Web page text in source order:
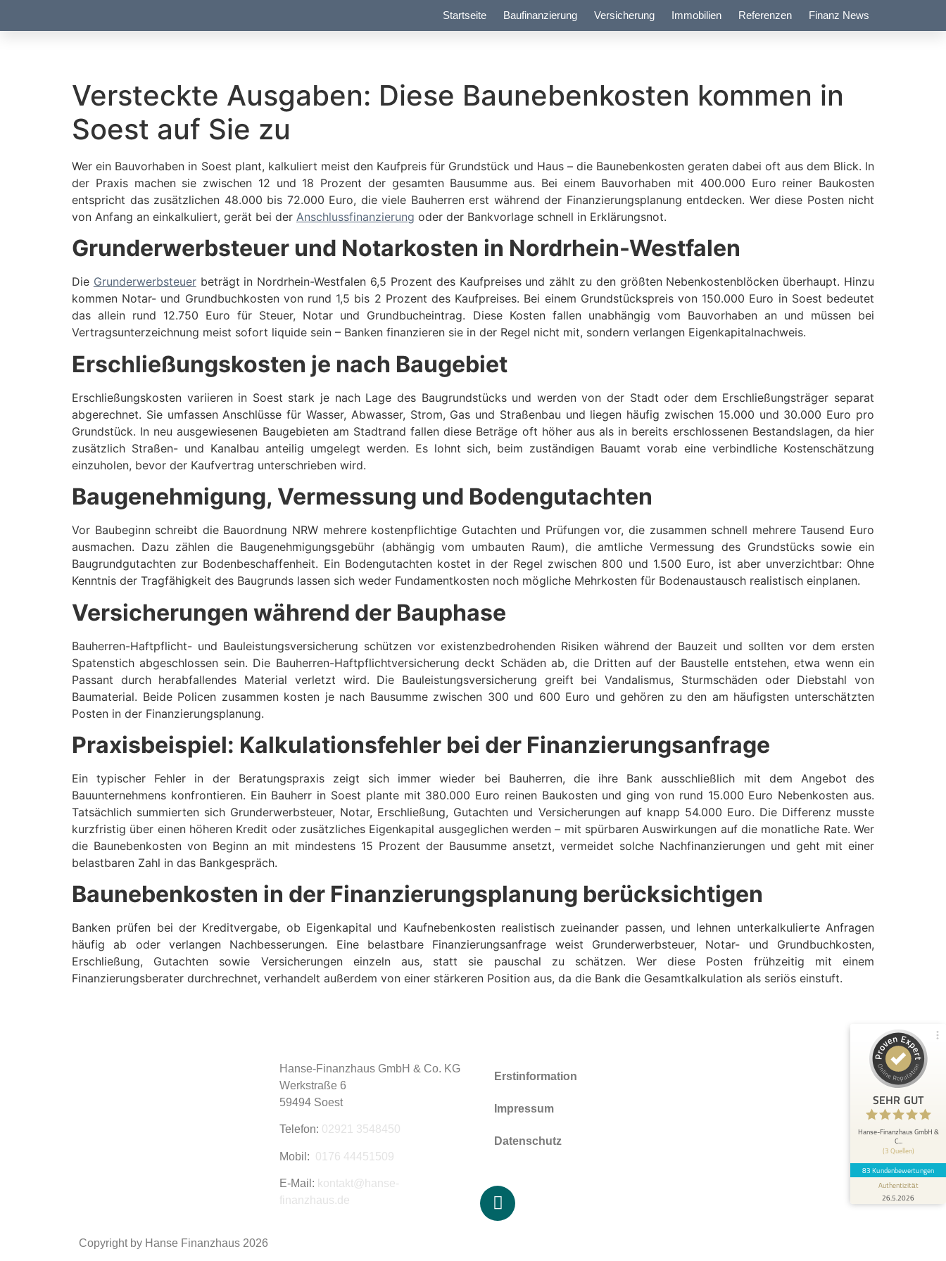
Startseite Baufinanzierung Versicherung Immobilien Referenzen Finanz News
Versteckte Ausgaben: Diese Baunebenkosten kommen in
Soest auf Sie zu
Wer ein Bauvorhaben in Soest plant, kalkuliert meist den Kaufpreis für Grundstück und Haus – die Baunebenkosten geraten dabei oft aus dem Blick. In
der Praxis machen sie zwischen 12 und 18 Prozent der gesamten Bausumme aus. Bei einem Bauvorhaben mit 400.000 Euro reiner Baukosten
entspricht das zusätzlichen 48.000 bis 72.000 Euro, die viele Bauherren erst während der Finanzierungsplanung entdecken. Wer diese Posten nicht
von Anfang an einkalkuliert, gerät bei der Anschlussfinanzierung oder der Bankvorlage schnell in Erklärungsnot.
Grunderwerbsteuer und Notarkosten in Nordrhein-Westfalen
Die Grunderwerbsteuerbeträgt in Nordrhein-Westfalen 6,5 Prozent des Kaufpreises und zählt zu den größten Nebenkostenblöcken überhaupt. Hinzu
kommen Notar- und Grundbuchkosten von rund 1,5 bis 2 Prozent des Kaufpreises. Bei einem Grundstückspreis von 150.000 Euro in Soest bedeutet
das allein rund 12.750 Euro für Steuer, Notar und Grundbucheintrag. Diese Kosten fallen unabhängig vom Bauvorhaben an und müssen bei
Vertragsunterzeichnung meist sofort liquide sein – Banken finanzieren sie in der Regel nicht mit, sondern verlangen Eigenkapitalnachweis.
Erschließungskosten je nach Baugebiet
Erschließungskosten variieren in Soest stark je nach Lage des Baugrundstücks und werden von der Stadt oder dem Erschließungsträger separat
abgerechnet. Sie umfassen Anschlüsse für Wasser, Abwasser, Strom, Gas und Straßenbau und liegen häufig zwischen 15.000 und 30.000 Euro pro
Grundstück. In neu ausgewiesenen Baugebieten am Stadtrand fallen diese Beträge oft höher aus als in bereits erschlossenen Bestandslagen, da hier
zusätzlich Straßen- und Kanalbau anteilig umgelegt werden. Es lohnt sich, beim zuständigen Bauamt vorab eine verbindliche Kostenschätzung
einzuholen, bevor der Kaufvertrag unterschrieben wird.
Baugenehmigung, Vermessung und Bodengutachten
Vor Baubeginn schreibt die Bauordnung NRW mehrere kostenpflichtige Gutachten und Prüfungen vor, die zusammen schnell mehrere Tausend Euro
ausmachen. Dazu zählen die Baugenehmigungsgebühr (abhängig vom umbauten Raum), die amtliche Vermessung des Grundstücks sowie ein
Baugrundgutachten zur Bodenbeschaffenheit. Ein Bodengutachten kostet in der Regel zwischen 800 und 1.500 Euro, ist aber unverzichtbar: Ohne
Kenntnis der Tragfähigkeit des Baugrunds lassen sich weder Fundamentkosten noch mögliche Mehrkosten für Bodenaustausch realistisch einplanen.
Versicherungen während der Bauphase
Bauherren-Haftpflicht- und Bauleistungsversicherung schützen vor existenzbedrohenden Risiken während der Bauzeit und sollten vor dem ersten
Spatenstich abgeschlossen sein. Die Bauherren-Haftpflichtversicherung deckt Schäden ab, die Dritten auf der Baustelle entstehen, etwa wenn ein
Passant durch herabfallendes Material verletzt wird. Die Bauleistungsversicherung greift bei Vandalismus, Sturmschäden oder Diebstahl von
Baumaterial. Beide Policen zusammen kosten je nach Bausumme zwischen 300 und 600 Euro und gehören zu den am häufigsten unterschätzten
Posten in der Finanzierungsplanung.
Praxisbeispiel: Kalkulationsfehler bei der Finanzierungsanfrage
Ein typischer Fehler in der Beratungspraxis zeigt sich immer wieder bei Bauherren, die ihre Bank ausschließlich mit dem Angebot des
Bauunternehmens konfrontieren. Ein Bauherr in Soest plante mit 380.000 Euro reinen Baukosten und ging von rund 15.000 Euro Nebenkosten aus.
Tatsächlich summierten sich Grunderwerbsteuer, Notar, Erschließung, Gutachten und Versicherungen auf knapp 54.000 Euro. Die Differenz musste
kurzfristig über einen höheren Kredit oder zusätzliches Eigenkapital ausgeglichen werden – mit spürbaren Auswirkungen auf die monatliche Rate. Wer
die Baunebenkosten von Beginn an mit mindestens 15 Prozent der Bausumme ansetzt, vermeidet solche Nachfinanzierungen und geht mit einer
belastbaren Zahl in das Bankgespräch.
Baunebenkosten in der Finanzierungsplanung berücksichtigen
Banken prüfen bei der Kreditvergabe, ob Eigenkapital und Kaufnebenkosten realistisch zueinander passen, und lehnen unterkalkulierte Anfragen
häufig ab oder verlangen Nachbesserungen. Eine belastbare Finanzierungsanfrage weist Grunderwerbsteuer, Notar- und Grundbuchkosten,
Erschließung, Gutachten sowie Versicherungen einzeln aus, statt sie pauschal zu schätzen. Wer diese Posten frühzeitig mit einem
Finanzierungsberater durchrechnet, verhandelt außerdem von einer stärkeren Position aus, da die Bank die Gesamtkalkulation als seriös einstuft.
Hanse-Finanzhaus GmbH & Co. KG
Werkstraße 6
59494 Soest
Telefon: 02921 3548450
Mobil: 0176 44451509
E-Mail: kontakt@hanse-
finanzhaus.de
Erstinformation
Impressum
Datenschutz
Copyright by Hanse Finanzhaus 2026
SEHR GUT
Hanse-Finanzhaus GmbH &
C...
(3 Quellen)
83 Kundenbewertungen
Authentizität
26.5.2026
Hanse-Finanzhaus GmbH & Co. KG
Empfehlungen auf
SEHR GUT
4,97 / 5,00
Bewertungen auf
ProvenExpert.com
Blick aufs ProvenExpert-Profil werfen
R.
5
Herr Coric hat sich bestens für uns
eingesetzt und alles möglich gemacht, damit
wir eine Finanzierung von ei...